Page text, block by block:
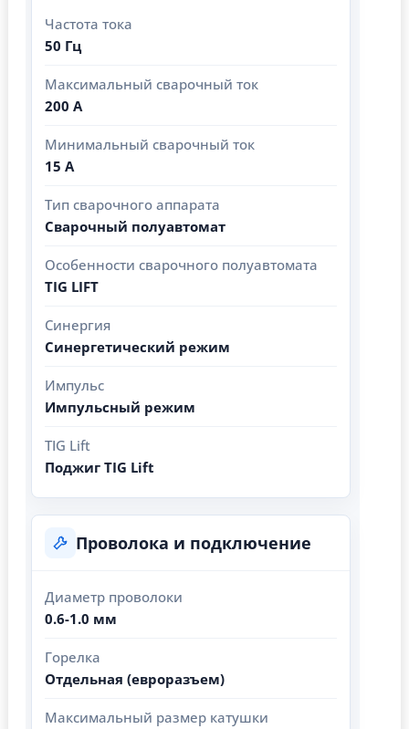
Частота тока
50 Гц
Максимальный сварочный ток
200 А
Минимальный сварочный ток
15 А
Тип сварочного аппарата
Сварочный полуавтомат
Особенности сварочного полуавтомата
TIG LIFT
Синергия
Синергетический режим
Импульс
Импульсный режим
TIG Lift
Поджиг TIG Lift
Проволока и подключение
Диаметр проволоки
0.6-1.0 мм
Горелка
Отдельная (евроразъем)
Максимальный размер катушки